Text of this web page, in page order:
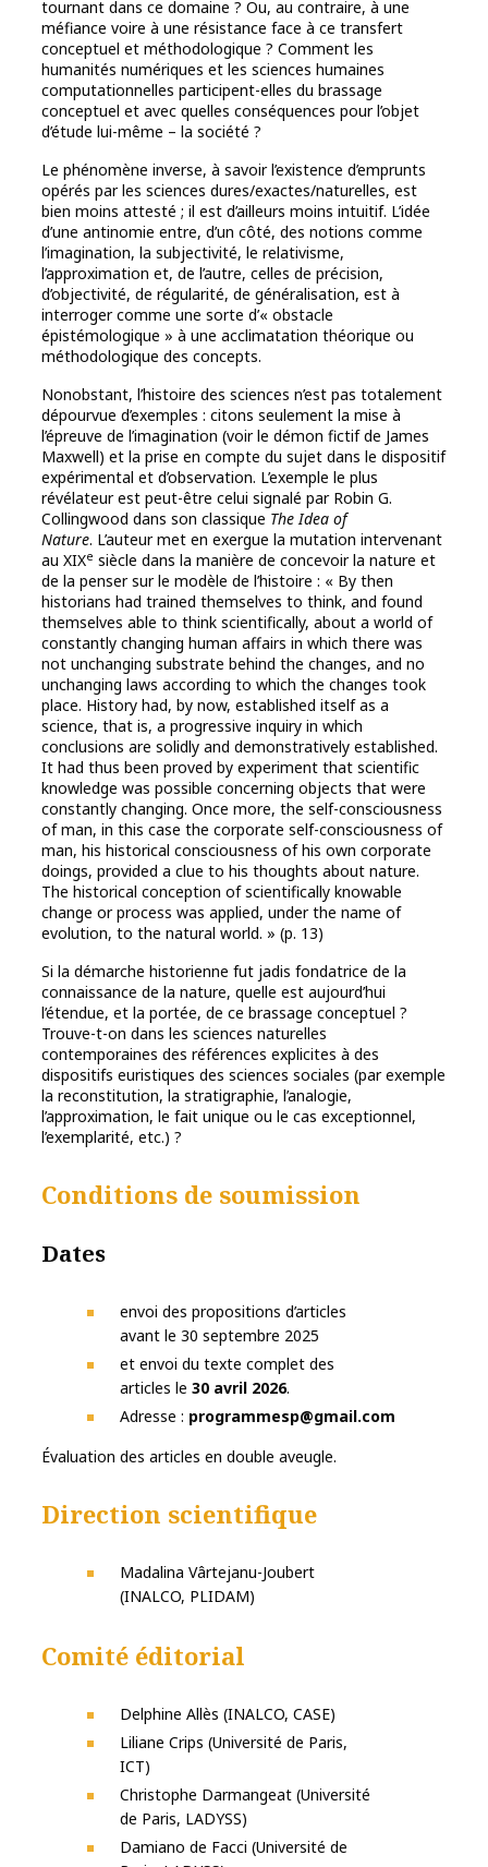
tournant dans ce domaine ? Ou, au contraire, à une
méfiance voire à une résistance face à ce transfert
conceptuel et méthodologique ? Comment les
humanités numériques et les sciences humaines
computationnelles participent-elles du brassage
conceptuel et avec quelles conséquences pour l’objet
d’étude lui-même – la société ?
Le phénomène inverse, à savoir l’existence d’emprunts
opérés par les sciences dures/exactes/naturelles, est
bien moins attesté ; il est d’ailleurs moins intuitif. L’idée
d’une antinomie entre, d’un côté, des notions comme
l’imagination, la subjectivité, le relativisme,
l’approximation et, de l’autre, celles de précision,
d’objectivité, de régularité, de généralisation, est à
interroger comme une sorte d’« obstacle
épistémologique » à une acclimatation théorique ou
méthodologique des concepts.
Nonobstant, l’histoire des sciences n’est pas totalement
dépourvue d’exemples : citons seulement la mise à
l’épreuve de l’imagination (voir le démon fictif de James
Maxwell) et la prise en compte du sujet dans le dispositif
expérimental et d’observation. L’exemple le plus
révélateur est peut-être celui signalé par Robin G.
Collingwood dans son classique The Idea of
Nature. L’auteur met en exergue la mutation intervenant
au XIXe siècle dans la manière de concevoir la nature et
de la penser sur le modèle de l’histoire : « By then
historians had trained themselves to think, and found
themselves able to think scientifically, about a world of
constantly changing human affairs in which there was
not unchanging substrate behind the changes, and no
unchanging laws according to which the changes took
place. History had, by now, established itself as a
science, that is, a progressive inquiry in which
conclusions are solidly and demonstratively established.
It had thus been proved by experiment that scientific
knowledge was possible concerning objects that were
constantly changing. Once more, the self-consciousness
of man, in this case the corporate self-consciousness of
man, his historical consciousness of his own corporate
doings, provided a clue to his thoughts about nature.
The historical conception of scientifically knowable
change or process was applied, under the name of
evolution, to the natural world. » (p. 13)
Si la démarche historienne fut jadis fondatrice de la
connaissance de la nature, quelle est aujourd’hui
l’étendue, et la portée, de ce brassage conceptuel ?
Trouve-t-on dans les sciences naturelles
contemporaines des références explicites à des
dispositifs euristiques des sciences sociales (par exemple
la reconstitution, la stratigraphie, l’analogie,
l’approximation, le fait unique ou le cas exceptionnel,
l’exemplarité, etc.) ?
Conditions de soumission
Dates
envoi des propositions d’articles
avant le 30 septembre 2025
et envoi du texte complet des
articles le 30 avril 2026.
Adresse : programmesp@gmail.com
Évaluation des articles en double aveugle.
Direction scientifique
Madalina Vârtejanu-Joubert
(INALCO, PLIDAM)
Comité éditorial
Delphine Allès (INALCO, CASE)
Liliane Crips (Université de Paris,
ICT)
Christophe Darmangeat (Université
de Paris, LADYSS)
Damiano de Facci (Université de